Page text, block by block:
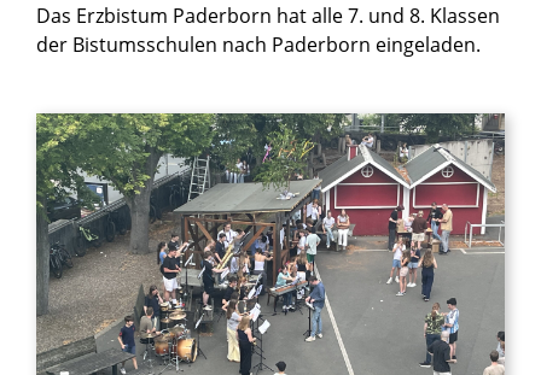
Das Erzbistum Paderborn hat alle 7. und 8. Klassen
der Bistumsschulen nach Paderborn eingeladen.